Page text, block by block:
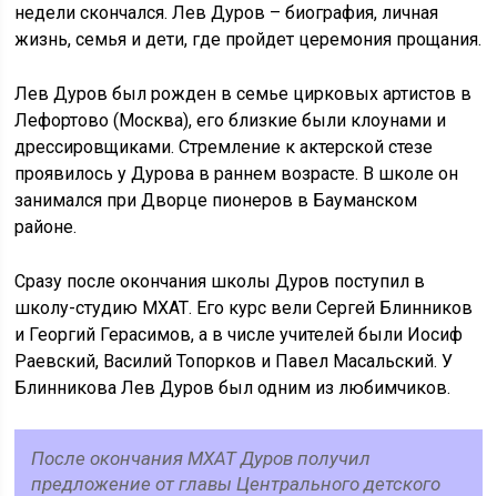
недели скончался. Лев Дуров – биография, личная
жизнь, семья и дети, где пройдет церемония прощания.
Лев Дуров был рожден в семье цирковых артистов в
Лефортово (Москва), его близкие были клоунами и
дрессировщиками. Стремление к актерской стезе
проявилось у Дурова в раннем возрасте. В школе он
занимался при Дворце пионеров в Бауманском
районе.
Сразу после окончания школы Дуров поступил в
школу-студию МХАТ. Его курс вели Сергей Блинников
и Георгий Герасимов, а в числе учителей были Иосиф
Раевский, Василий Топорков и Павел Масальский. У
Блинникова Лев Дуров был одним из любимчиков.
После окончания МХАТ Дуров получил
предложение от главы Центрального детского